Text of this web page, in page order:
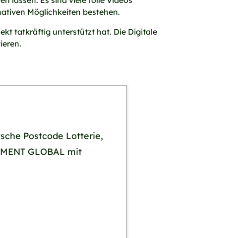
Möglichkeiten bestehen.
tatkräftig unterstützt hat. Die Digitale
Postcode Lotterie,
GLOBAL mit